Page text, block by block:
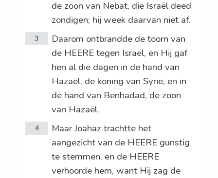
de zoon van Nebat, die Israël deed
zondigen; hij week daarvan niet af.
3
Daarom ontbrandde de toorn van
de HEERE tegen Israël, en Hij gaf
hen al die dagen in de hand van
Hazaël, de koning van Syrië, en in
de hand van Benhadad, de zoon
van Hazaël.
4
Maar Joahaz trachtte het
aangezicht van de HEERE gunstig
te stemmen, en de HEERE
verhoorde hem, want Hij zag de